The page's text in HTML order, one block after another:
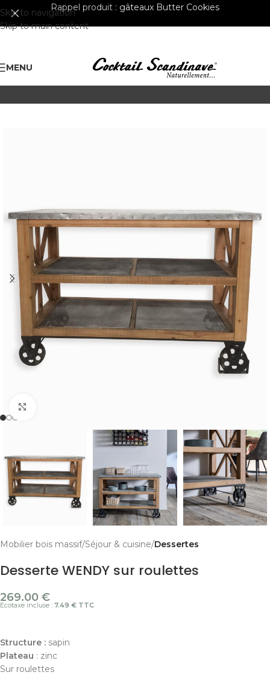
Skip to navigation
Skip to main content
Rappel produit : gâteaux Butter Cookies
MENU
Mobilier bois massif Séjour & cuisine Dessertes
Desserte WENDY sur roulettes
269.00 €
Ecotaxe incluse : 7.49 € TTC
Structure : sapin
Plateau : zinc
Sur roulettes